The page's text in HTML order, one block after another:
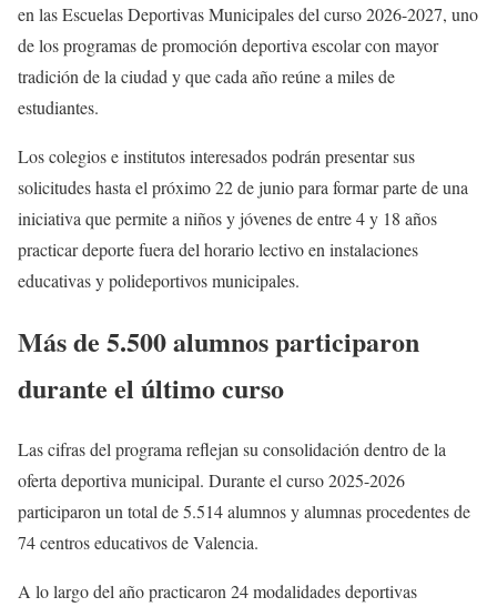
en las Escuelas Deportivas Municipales del curso 2026-2027, uno
de los programas de promoción deportiva escolar con mayor
tradición de la ciudad y que cada año reúne a miles de
estudiantes.
Los colegios e institutos interesados podrán presentar sus
solicitudes hasta el próximo 22 de junio para formar parte de una
iniciativa que permite a niños y jóvenes de entre 4 y 18 años
practicar deporte fuera del horario lectivo en instalaciones
educativas y polideportivos municipales.
Más de 5.500 alumnos participaron
durante el último curso
Las cifras del programa reflejan su consolidación dentro de la
oferta deportiva municipal. Durante el curso 2025-2026
participaron un total de 5.514 alumnos y alumnas procedentes de
74 centros educativos de Valencia.
A lo largo del año practicaron 24 modalidades deportivas